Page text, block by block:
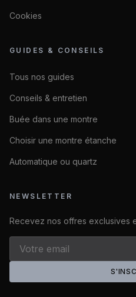
Cookies
GUIDES & CONSEILS
Tous nos guides
Conseils & entretien
Buée dans une montre
Choisir une montre étanche
Automatique ou quartz
NEWSLETTER
Recevez nos offres exclusives